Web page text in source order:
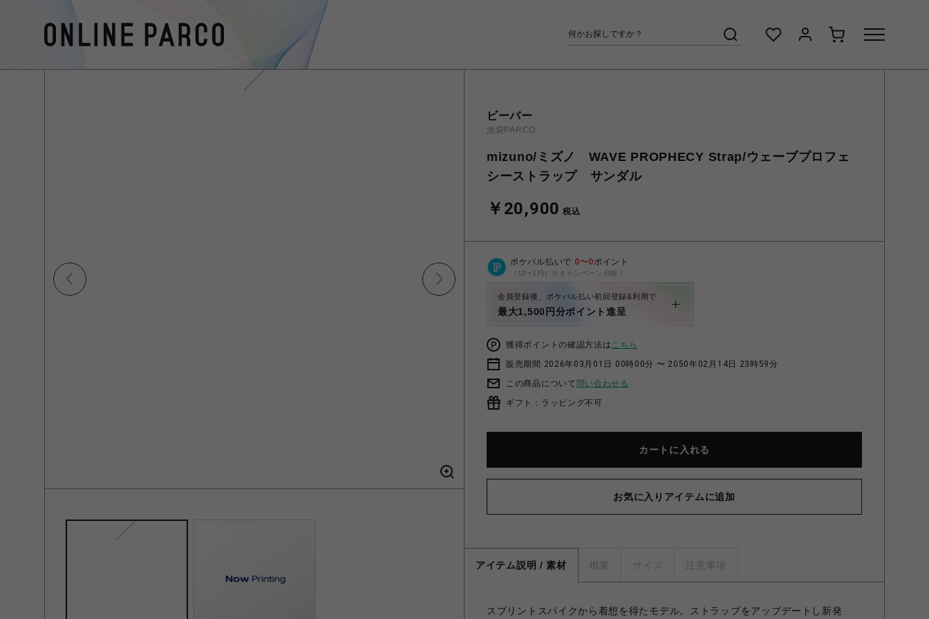
ビーバー
池袋PARCO
mizuno/ミズノ WAVE PROPHECY Strap/ウェーブプロフェ
シーストラップ サンダル
￥20,900 税込
ポケパル払いで 0〜0ポイント
（1P=1円）※キャンペーン分除く
会員登録後、ポケパル払い初回登録&利用で
最大1,500円分ポイント進呈
獲得ポイントの確認方法はこちら
販売期間 2026年03月01日 00時00分 〜 2050年02月14日 23時59分
この商品について 問い合わせる
ギフト：ラッピング不可
カートに入れる
お気に入りアイテムに追加
アイテム説明 / 素材 概要 サイズ 注意事項
スプリントスパイクから着想を得たモデル。ストラップをアップデートし新発